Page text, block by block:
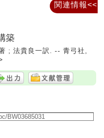
築
; 法貴良一訳. -- 青弓社,
関連情報<<